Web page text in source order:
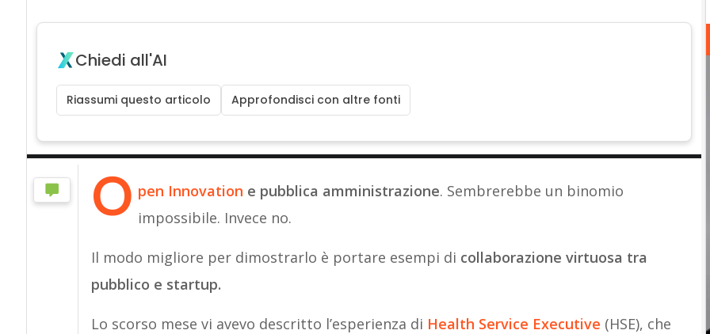
Chiedi all'AI
Riassumi questo articolo Approfondisci con altre fonti
O pen Innovation e pubblica amministrazione. Sembrerebbe un binomio
impossibile. Invece no.
Il modo migliore per dimostrarlo è portare esempi di collaborazione virtuosa tra
pubblico e startup.
Lo scorso mese vi avevo descritto l’esperienza di Health Service Executive (HSE), che